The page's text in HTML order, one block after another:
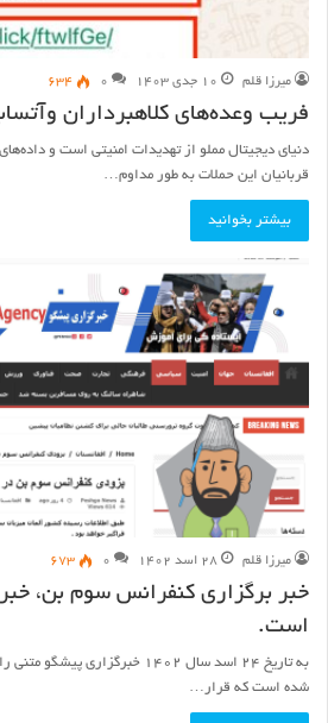
میرزا قلم ۱۰ جدی ۱۴۰۳ ۰ ۶۳۴
فریب وعده‌های کلاهبرداران
دنیای دیجیتال مملو از تهدیدات امنیتی است و
قربانیان این حملات به طور مداوم…
بیشتر بخوانید
میرزا قلم ۲۸ اسد ۱۴۰۲ ۰ ۶۷۳
خبر برگزاری کنفرانس سوم بن،
است.
به تاریخ ۲۴ اسد سال ۱۴۰۲
شده است که قرار…